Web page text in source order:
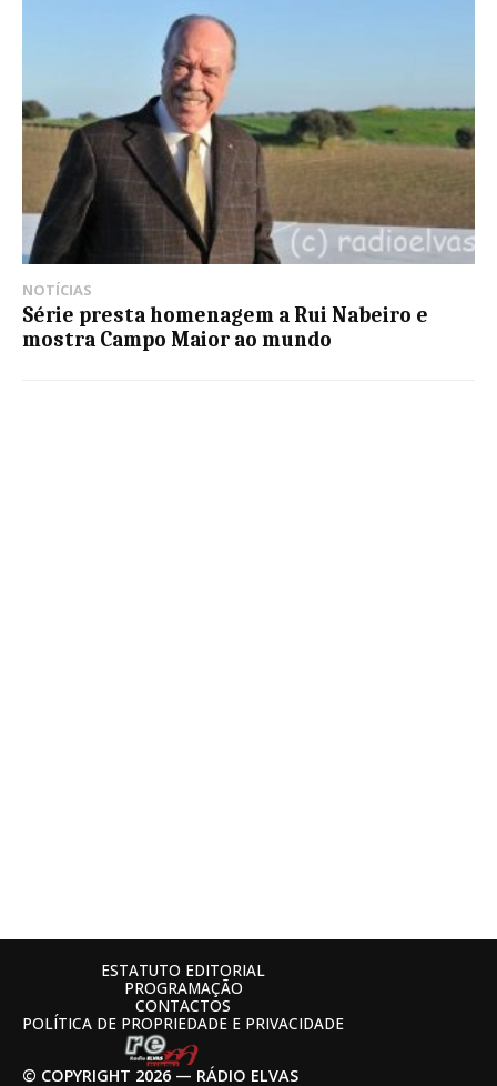
NOTÍCIAS
Série presta homenagem a Rui Nabeiro e
mostra Campo Maior ao mundo
© COPYRIGHT 2026 — RÁDIO ELVAS
ESTATUTO EDITORIAL
PROGRAMAÇÃO
CONTACTOS
POLÍTICA DE PROPRIEDADE E PRIVACIDADE